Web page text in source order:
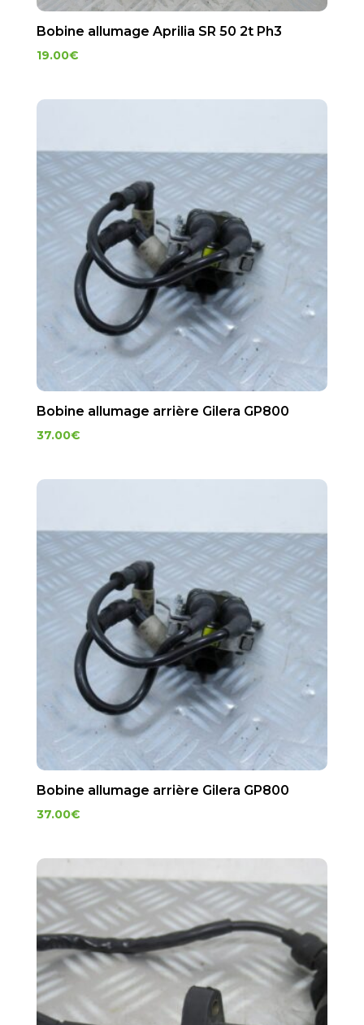
Bobine allumage Aprilia SR 50 2t Ph3
19.00€
Bobine allumage arrière Gilera GP800
37.00€
Bobine allumage arrière Gilera GP800
37.00€